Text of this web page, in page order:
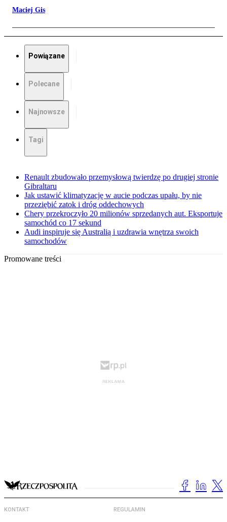
Maciej Gis
Powiązane
Polecane
Najnowsze
Tagi
Renault zbudowało przemysłową twierdzę po drugiej stronie
Gibraltaru
Jak ustawić klimatyzację w aucie podczas upału, by nie
przeziębić zatok i dróg oddechowych
Chery przekroczyło 20 milionów sprzedanych aut. Eksportuje
samochód co 17 sekund
Audi inspiruje się Australią i uzdrawia wnętrza swoich
samochodów
Promowane treści
KONTAKT REGULAMIN